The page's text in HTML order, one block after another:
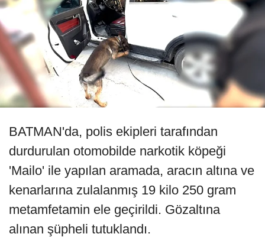
BATMAN'da, polis ekipleri tarafından
durdurulan otomobilde narkotik köpeği
'Mailo' ile yapılan aramada, aracın altına ve
kenarlarına zulalanmış 19 kilo 250 gram
metamfetamin ele geçirildi. Gözaltına
alınan şüpheli tutuklandı.